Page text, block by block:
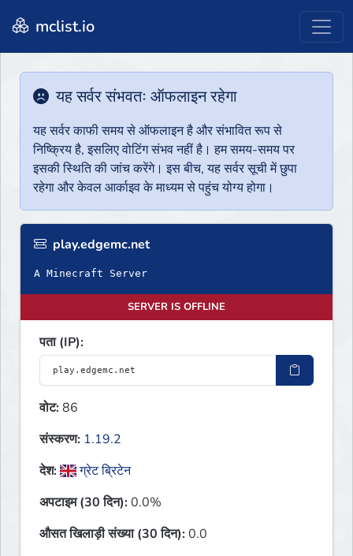
mclist.io
यह सर्वर संभवतः ऑफलाइन रहेगा
यह सर्वर काफी समय से ऑफलाइन है और संभावित रूप से
निष्क्रिय है, इसलिए वोटिंग संभव नहीं है। हम समय-समय पर
इसकी स्थिति की जांच करेंगे। इस बीच, यह सर्वर सूची में छुपा
रहेगा और केवल आर्काइव के माध्यम से पहुंच योग्य होगा।
play.edgemc.net
A Minecraft Server
SERVER IS OFFLINE
पता (IP):
वोट:86
संस्करण: 1.19.2
देश:
ग्रेट ब्रिटेन
अपटाइम (30 दिन):0.0%
औसत खिलाड़ी संख्या (30 दिन):0.0